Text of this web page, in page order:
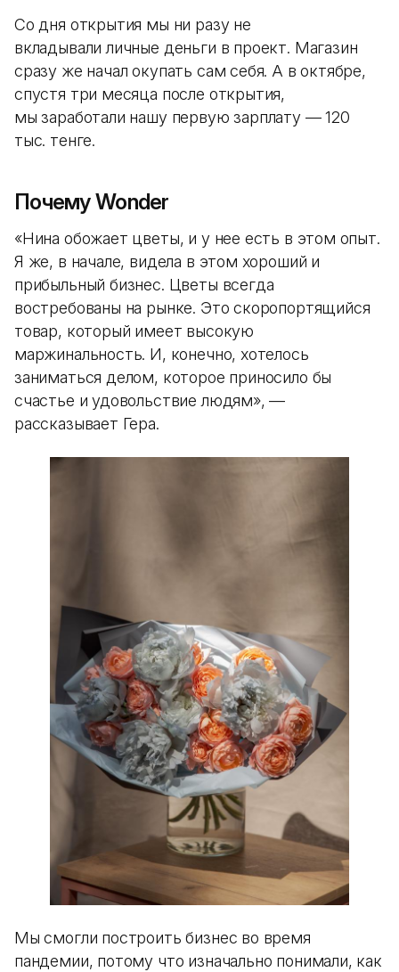
Со дня открытия мы ни разу не
вкладывали личные деньги в проект. Магазин
сразу же начал окупать сам себя. А в октябре,
спустя три месяца после открытия,
мы заработали нашу первую зарплату — 120
тыс. тенге.
Почему Wonder
«Нина обожает цветы, и у нее есть в этом опыт.
Я же, в начале, видела в этом хороший и
прибыльный бизнес. Цветы всегда
востребованы на рынке. Это скоропортящийся
товар, который имеет высокую
маржинальность. И, конечно, хотелось
заниматься делом, которое приносило бы
счастье и удовольствие людям», —
рассказывает Гера.
Мы смогли построить бизнес во время
пандемии, потому что изначально понимали, как